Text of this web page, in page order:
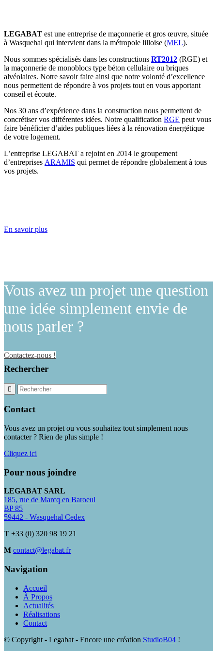
LEGABAT est une entreprise de maçonnerie et gros œuvre, située
à Wasquehal qui intervient dans la métropole lilloise (MEL).
Nous sommes spécialisés dans les constructions RT2012 (RGE) et
la maçonnerie de monoblocs type béton cellulaire ou briques
alvéolaires. Notre savoir faire ainsi que notre volonté d’excellence
nous permettent de répondre à vos projets tout en vous apportant
conseil et écoute.
Nos 30 ans d’expérience dans la construction nous permettent de
concrétiser vos différentes idées. Notre qualification RGE peut vous
faire bénéficier d’aides publiques liées à la rénovation énergétique
de votre logement.
L’entreprise LEGABAT a rejoint en 2014 le groupement
d’entreprises ARAMIS qui permet de répondre globalement à tous
vos projets.
En savoir plus
Vous avez un projet une question
une idée simplement envie de
nous parler ?
Contactez-nous !
Rechercher
Contact
Vous avez un projet ou vous souhaitez tout simplement nous
contacter ? Rien de plus simple !
Cliquez ici
Pour nous joindre
LEGABAT SARL
185, rue de Marcq en Baroeul
BP 85
59442 - Wasquehal Cedex
T +33 (0) 320 98 19 21
M contact@legabat.fr
Navigation
Accueil
À Propos
Actualités
Réalisations
Contact
© Copyright - Legabat - Encore une création StudioB04 !